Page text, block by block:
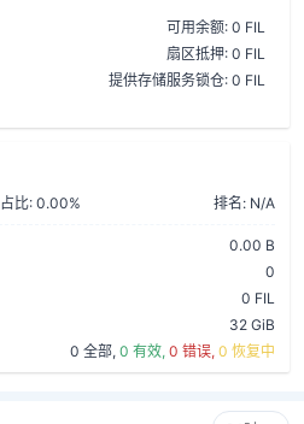
可用余额: 0 FIL
扇区抵押: 0 FIL
提供存储服务锁仓: 0 FIL
占比: 0.00% 排名: N/A
0.00 B
0
0 FIL
32 GiB
0 全部, 0 有效, 0 错误, 0 恢复中